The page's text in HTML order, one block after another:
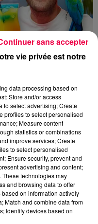
DRIVE
Fauconcourt (17/12)
vie privée est notre
data processing based on
Store and/or access
to select advertising; Create
profiles to select personalised
Measure content
statistics or combinations
improve services; Create
to select personalised
Ensure security, prevent and
advertising and content;
technologies may
and browsing data to offer
on information actively
Match and combine data from
Identify devices based on
sans accepter